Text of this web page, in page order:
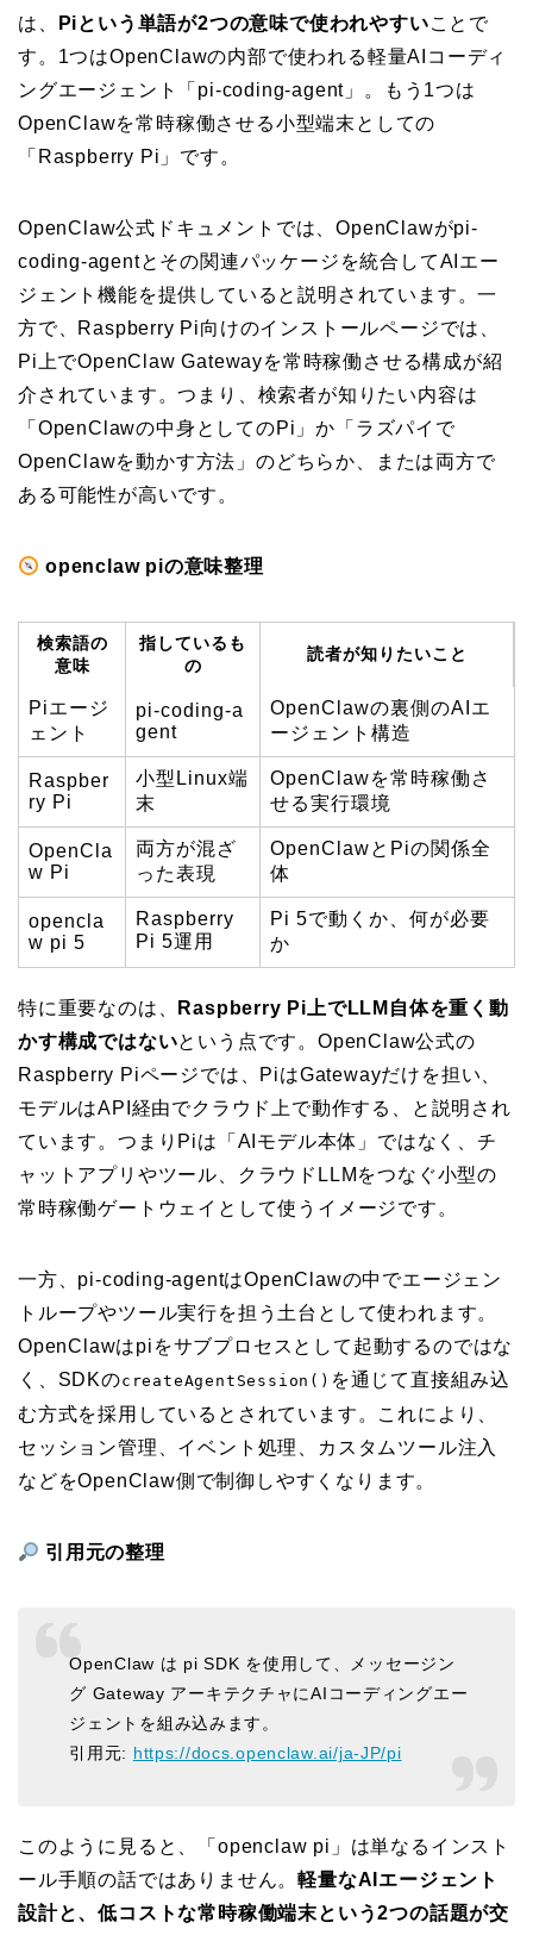
は、
Piという単語が2つの意味で使われやすいことで
す。1つはOpenClawの内部で使われる軽量AIコーディ
ングエージェント「pi-coding-agent」。もう1つは
OpenClawを常時稼働させる小型端末としての
「Raspberry Pi」です。
OpenClaw公式ドキュメントでは、OpenClawがpi-
coding-agentとその関連パッケージを統合してAIエー
ジェント機能を提供していると説明されています。一
方で、Raspberry Pi向けのインストールページでは、
Pi上でOpenClaw Gatewayを常時稼働させる構成が紹
介されています。つまり、検索者が知りたい内容は
「OpenClawの中身としてのPi」か「ラズパイで
OpenClawを動かす方法」のどちらか、または両方で
ある可能性が高いです。
openclaw piの意味整理
検索語の
意味
指しているも
の
読者が知りたいこと
Piエージ
ェント
pi-coding-a
gent
OpenClawの裏側のAIエ
ージェント構造
Raspber
ry Pi
小型Linux端
末
OpenClawを常時稼働さ
せる実行環境
OpenCla
w Pi
両方が混ざ
った表現
OpenClawとPiの関係全
体
opencla
w pi 5
Raspberry
Pi 5運用
Pi 5で動くか、何が必要
か
特に重要なのは、
Raspberry Pi上でLLM自体を重く動
かす構成ではないという点です。OpenClaw公式の
Raspberry Piページでは、PiはGatewayだけを担い、
モデルはAPI経由でクラウド上で動作する、と説明され
ています。つまりPiは「AIモデル本体」ではなく、チ
ャットアプリやツール、クラウドLLMをつなぐ小型の
常時稼働ゲートウェイとして使うイメージです。
一方、pi-coding-agentはOpenClawの中でエージェン
トループやツール実行を担う土台として使われます。
OpenClawはpiをサブプロセスとして起動するのではな
く、SDKのcreateAgentSession() を通じて直接組み込
む方式を採用しているとされています。これにより、
セッション管理、イベント処理、カスタムツール注入
などをOpenClaw側で制御しやすくなります。
引用元の整理
OpenClaw は pi SDK を使用して、メッセージン
グ Gateway アーキテクチャにAIコーディングエー
ジェントを組み込みます。
引用元: https://docs.openclaw.ai/ja-JP/pi
このように見ると、「openclaw pi」は単なるインスト
ール手順の話ではありません。軽量なAIエージェント
設計と、低コストな常時稼働端末という2つの話題が交